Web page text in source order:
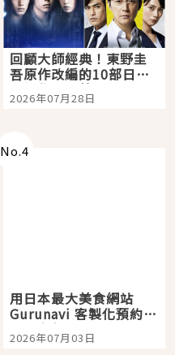
回顧大師經典！東野圭
吾原作改編的10部日本
影視作品推薦
2026年07月28日
No.4
用日本最大美食網站
Gurunavi 客製化預約九
大都市餐廳，打造專屬
美食體驗！
2026年07月03日